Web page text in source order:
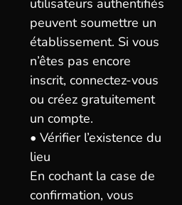
utilisateurs authentifiés
peuvent soumettre un
établissement. Si vous
n’êtes pas encore
inscrit, connectez-vous
ou créez gratuitement
un compte.
• Vérifier l’existence du
lieu
En cochant la case de
confirmation, vous